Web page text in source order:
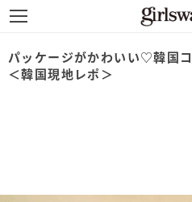
パッケージがかわいい♡韓国
＜韓国現地レポ＞